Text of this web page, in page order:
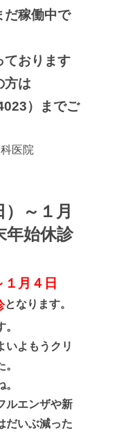
だ稼働中で
ております
方は
）までご
医院
～１月
年始休診
１月４日
となります。
いよもうクリ
ルエンザや新
だいぶ減った